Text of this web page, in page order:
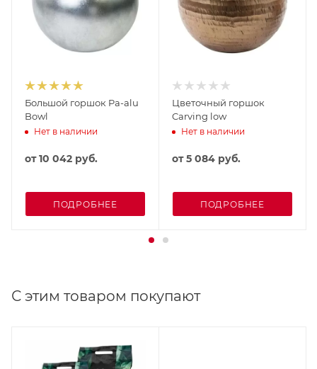
Большой горшок Pa-alu
Bowl
Нет в наличии
от10 042 руб.
ПОДРОБНЕЕ
Цветочный горшок
Carving low
Нет в наличии
от5 084 руб.
ПОДРОБНЕЕ
С этим товаром покупают